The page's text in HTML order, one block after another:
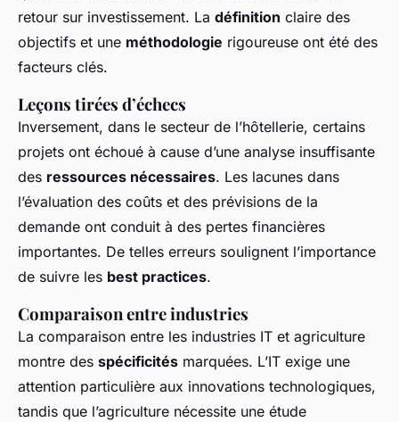
retour sur investissement. La définition claire des
objectifs et une méthodologie rigoureuse ont été des
facteurs clés.
Leçons tirées d’échecs
Inversement, dans le secteur de l’hôtellerie, certains
projets ont échoué à cause d’une analyse insuffisante
des ressources nécessaires. Les lacunes dans
l’évaluation des coûts et des prévisions de la
demande ont conduit à des pertes financières
importantes. De telles erreurs soulignent l’importance
de suivre les best practices.
Comparaison entre industries
La comparaison entre les industries IT et agriculture
montre des spécificités marquées. L’IT exige une
attention particulière aux innovations technologiques,
tandis que l’agriculture nécessite une étude